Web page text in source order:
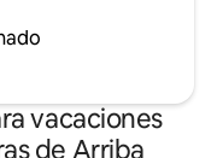
vacaciones
de Arriba